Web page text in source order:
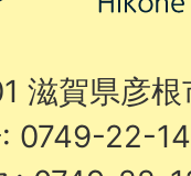
滋賀県彦
0749-22-